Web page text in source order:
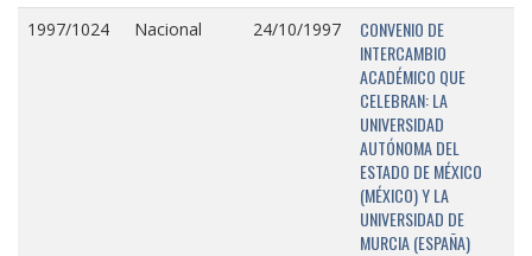
1997/1024 Nacional 24/10/1997
CONVENIO DE
INTERCAMBIO
ACADÉMICO QUE
CELEBRAN: LA
UNIVERSIDAD
AUTÓNOMA DEL
ESTADO DE MÉXICO
(MÉXICO) Y LA
UNIVERSIDAD DE
MURCIA (ESPAÑA)